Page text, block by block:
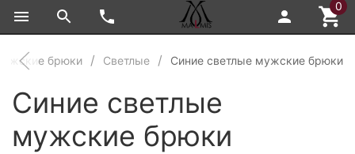
0
брюки Светлые Синие светлые мужские брюки
Синие светлые
мужские брюки